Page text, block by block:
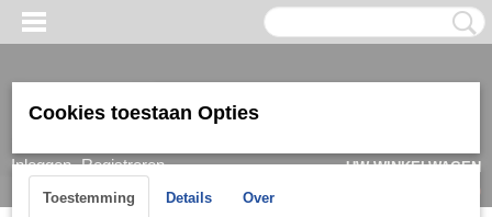
Inloggen Registreren
UW WINKELWAGEN
(0)
Cookies toestaan Opties
Toestemming Details Over